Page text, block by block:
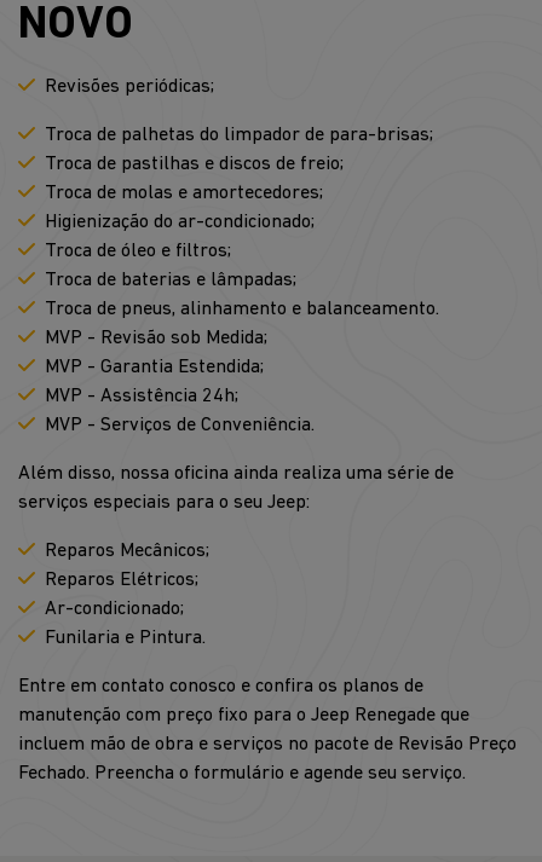
NOVO
Revisões periódicas;
Troca de palhetas do limpador de para-brisas;
Troca de pastilhas e discos de freio;
Troca de molas e amortecedores;
Higienização do ar-condicionado;
Troca de óleo e filtros;
Troca de baterias e lâmpadas;
Troca de pneus, alinhamento e balanceamento.
MVP - Revisão sob Medida;
MVP - Garantia Estendida;
MVP - Assistência 24h;
MVP - Serviços de Conveniência.
Além disso, nossa oficina ainda realiza uma série de
serviços especiais para o seu Jeep:
Reparos Mecânicos;
Reparos Elétricos;
Ar-condicionado;
Funilaria e Pintura.
Entre em contato conosco e confira os planos de
manutenção com preço fixo para o Jeep Renegade que
incluem mão de obra e serviços no pacote de Revisão Preço
Fechado. Preencha o formulário e agende seu serviço.